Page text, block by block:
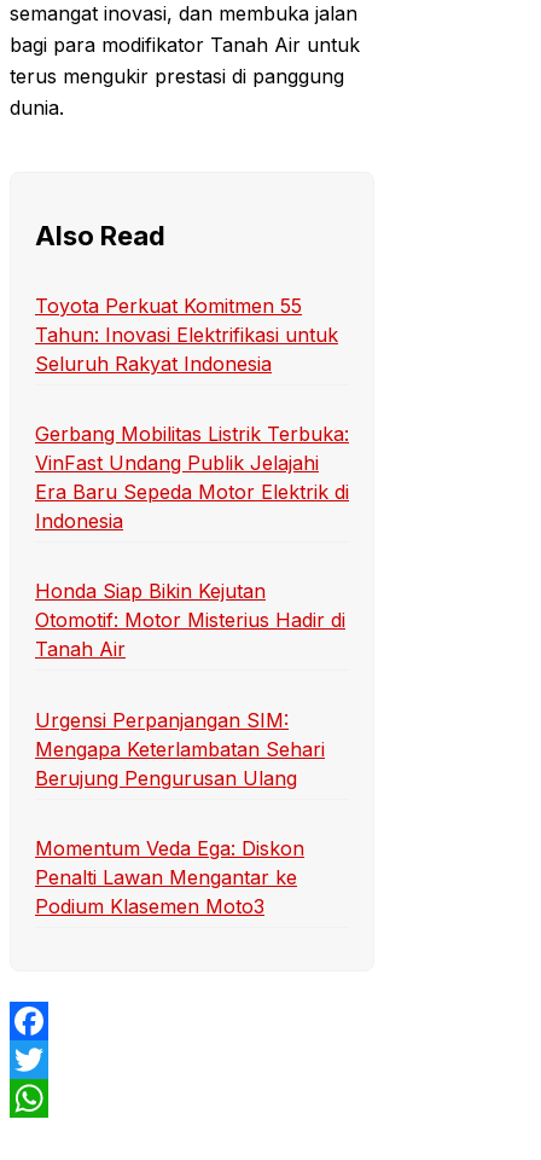
semangat inovasi, dan membuka jalan
bagi para modifikator Tanah Air untuk
terus mengukir prestasi di panggung
dunia.
Also Read
Toyota Perkuat Komitmen 55
Tahun: Inovasi Elektrifikasi untuk
Seluruh Rakyat Indonesia
Gerbang Mobilitas Listrik Terbuka:
VinFast Undang Publik Jelajahi
Era Baru Sepeda Motor Elektrik di
Indonesia
Honda Siap Bikin Kejutan
Otomotif: Motor Misterius Hadir di
Tanah Air
Urgensi Perpanjangan SIM:
Mengapa Keterlambatan Sehari
Berujung Pengurusan Ulang
Momentum Veda Ega: Diskon
Penalti Lawan Mengantar ke
Podium Klasemen Moto3
Facebook
Twitter